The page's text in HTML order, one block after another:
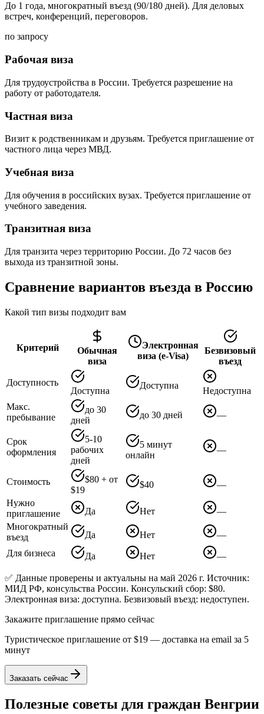
До 1 года, многократный въезд (90/180 дней). Для деловых
встреч, конференций, переговоров.
по запросу
Рабочая виза
Для трудоустройства в России. Требуется разрешение на
работу от работодателя.
Частная виза
Визит к родственникам и друзьям. Требуется приглашение от
частного лица через МВД.
Учебная виза
Для обучения в российских вузах. Требуется приглашение от
учебного заведения.
Транзитная виза
Для транзита через территорию России. До 72 часов без
выхода из транзитной зоны.
Сравнение вариантов въезда в Россию
Какой тип визы подходит вам
Критерий
Обычная
виза
Электронная
виза (e-Visa)
Безвизовый
въезд
Доступность
Доступна
Доступна
Недоступна
Макс.
пребывание
до 30
дней
до 30 дней —
Срок
оформления
5-10
рабочих
дней
5 минут
онлайн
—
Стоимость
$80 + от
$19
$40
—
Нужно
приглашение
Да Нет
—
Многократный
въезд
Да Нет
—
Для бизнеса
Да Нет —
✅ Данные проверены и актуальны на май 2026 г. Источник:
МИД РФ, консульства России. Консульский сбор: $80.
Электронная виза: доступна. Безвизовый въезд: недоступен.
Закажите приглашение прямо сейчас
Туристическое приглашение от $19 — доставка на email за 5
минут
Заказать сейчас
Полезные советы для граждан Венгрии